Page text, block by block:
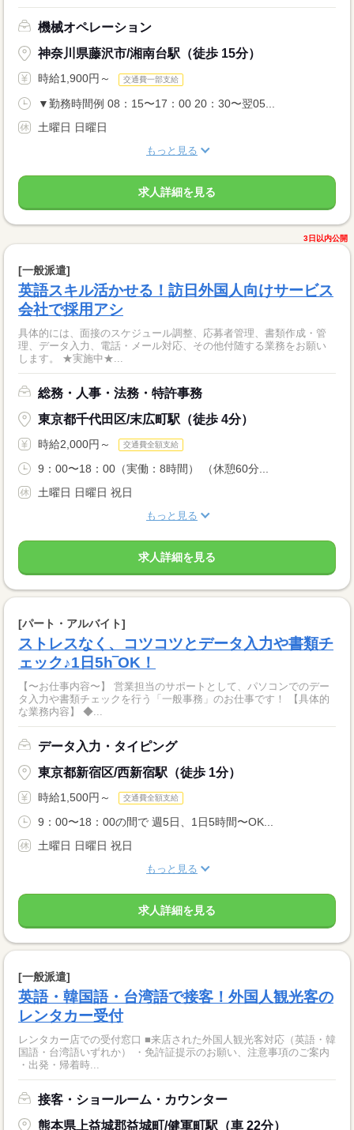
機械オペレーション
神奈川県藤沢市/湘南台駅（徒歩 15分）
時給1,900円～ 交通費一部支給
▼勤務時間例 08：15〜17：00 20：30〜翌05...
土曜日 日曜日
もっと見る
求人詳細を見る
3日以内公開
[一般派遣]
英語スキル活かせる！訪日外国人向けサービス
会社で採用アシ
具体的には、面接のスケジュール調整、応募者管理、書類作成・管
理、データ入力、電話・メール対応、その他付随する業務をお願い
します。 ★実施中★...
総務・人事・法務・特許事務
東京都千代田区/末広町駅（徒歩 4分）
時給2,000円～ 交通費全額支給
9：00〜18：00（実働：8時間） （休憩60分...
土曜日 日曜日 祝日
もっと見る
求人詳細を見る
[パート・アルバイト]
ストレスなく、コツコツとデータ入力や書類チ
ェック♪1日5h‾OK！
【〜お仕事内容〜】 営業担当のサポートとして、パソコンでのデー
タ入力や書類チェックを行う「一般事務」のお仕事です！ 【具体的
な業務内容】 ◆...
データ入力・タイピング
東京都新宿区/西新宿駅（徒歩 1分）
時給1,500円～ 交通費全額支給
9：00〜18：00の間で 週5日、1日5時間〜OK...
土曜日 日曜日 祝日
もっと見る
求人詳細を見る
[一般派遣]
英語・韓国語・台湾語で接客！外国人観光客の
レンタカー受付
レンタカー店での受付窓口 ■来店された外国人観光客対応（英語・韓
国語・台湾語いずれか） ・免許証提示のお願い、注意事項のご案内
・出発・帰着時...
接客・ショールーム・カウンター
熊本県上益城郡益城町/健軍町駅（車 22分）